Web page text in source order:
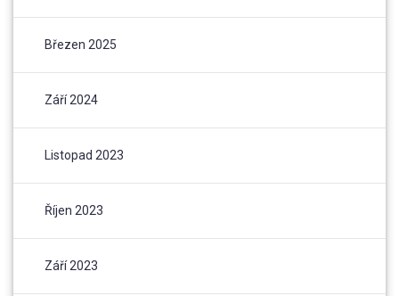
Březen 2025
Září 2024
Listopad 2023
Říjen 2023
Září 2023